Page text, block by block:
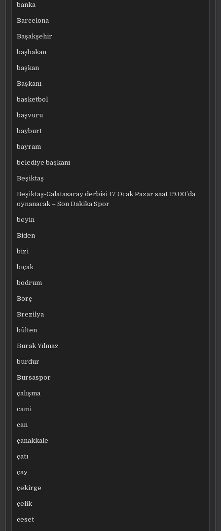
banka
Barcelona
Başakşehir
başbakan
başkan
Başkanı
basketbol
başvuru
bayburt
bayram
belediye başkanı
Beşiktaş
Beşiktaş-Galatasaray derbisi 17 Ocak Pazar saat 19.00’da
oynanacak – Son Dakika Spor
beyin
Biden
bizi
bıçak
bodrum
Borç
Brezilya
bülten
Burak Yılmaz
burdur
Bursaspor
çalışma
cami
can
çanakkale
çatı
çay
çekirge
çelik
ceset